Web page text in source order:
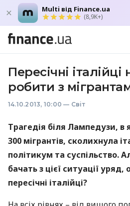
Multi від Finance.ua
(8,9K+)
Пересічні
робити з
14.10.2013, 10:00 — Світ
Трагедія біля Лампедузи, в
300 мігрантів, сколихнула
політикум та суспільство.
бачать з цієї ситуації уряд,
пересічні італійці?